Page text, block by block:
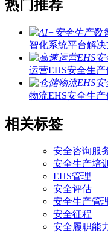
热门推荐
智化系统平台解决
运营EHS安全生
物流EHS安全生
相关标签
安全咨询服
安全生产培训
EHS管理
安全评估
安全生产管
安全征程
安全履职能